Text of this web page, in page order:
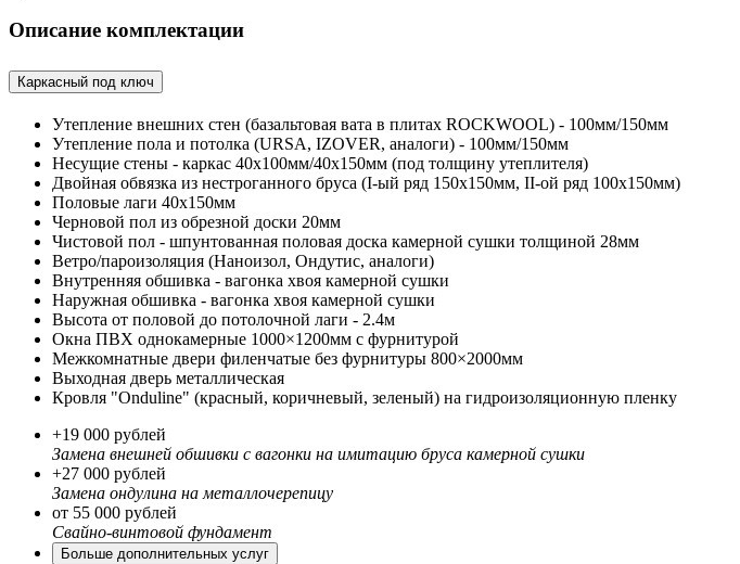
Описание комплектации
Каркасный под ключ
Утепление внешних стен (базальтовая вата в плитах ROCKWOOL) - 100мм/150мм
Утепление пола и потолка (URSA, IZOVER, аналоги) - 100мм/150мм
Несущие стены - каркас 40х100мм/40х150мм (под толщину утеплителя)
Двойная обвязка из нестроганного бруса (I-ый ряд 150х150мм, II-ой ряд 100х150мм)
Половые лаги 40х150мм
Черновой пол из обрезной доски 20мм
Чистовой пол - шпунтованная половая доска камерной сушки толщиной 28мм
Ветро/пароизоляция (Наноизол, Ондутис, аналоги)
Внутренняя обшивка - вагонка хвоя камерной сушки
Наружная обшивка - вагонка хвоя камерной сушки
Высота от половой до потолочной лаги - 2.4м
Окна ПВХ однокамерные 1000×1200мм с фурнитурой
Межкомнатные двери филенчатые без фурнитуры 800×2000мм
Выходная дверь металлическая
Кровля "Onduline" (красный, коричневый, зеленый) на гидроизоляционную пленку
+19 000 рублей
Замена внешней обшивки с вагонки на имитацию бруса камерной сушки
+27 000 рублей
Замена ондулина на металлочерепицу
от 55 000 рублей
Свайно-винтовой фундамент
Больше дополнительных услуг